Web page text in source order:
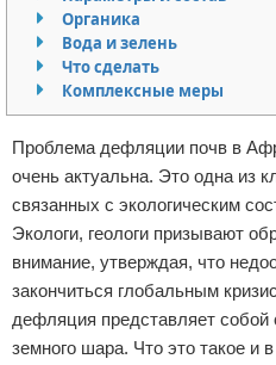
Отказ от ответственности
Органика
Вода и зелень
Что сделать
Комплексные меры
Проблема дефляции почв в
очень актуальна. Это одна из
связанных с экологическим
Экологи, геологи призывают
внимание, утверждая, что
закончиться глобальным
дефляция представляет
земного шара. Что это такое и